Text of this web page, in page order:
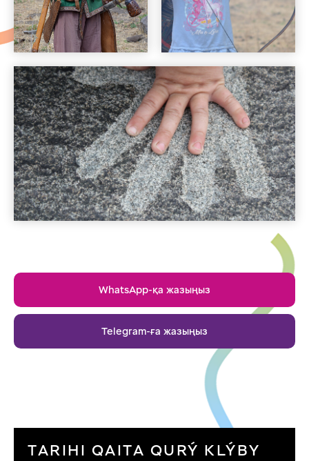
WhatsApp-қа жазыңыз
Telegram-ға жазыңыз
TARIHI QAITA QURÝ KLÝBY